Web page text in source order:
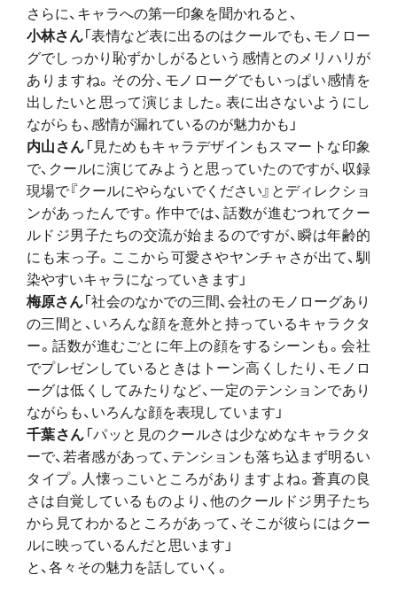
さらに、キャラへの第一印象を聞かれると、
小林さん「表情など表に出るのはクールでも、モノロー
グでしっかり恥ずかしがるという感情とのメリハリが
ありますね。その分、モノローグでもいっぱい感情を
出したいと思って演じました。表に出さないようにし
ながらも、感情が漏れているのが魅力かも」
内山さん「見ためもキャラデザインもスマートな印象
で、クールに演じてみようと思っていたのですが、収録
現場で『クールにやらないでください』とディレクショ
ンがあったんです。作中では、話数が進むつれてクー
ルドジ男子たちの交流が始まるのですが、瞬は年齢的
にも末っ子。ここから可愛さやヤンチャさが出て、馴
染やすいキャラになっていきます」
梅原さん「社会のなかでの三間、会社のモノローグあり
の三間と、いろんな顔を意外と持っているキャラクタ
ー。話数が進むごとに年上の顔をするシーンも。会社
でプレゼンしているときはトーン高くしたり、モノロ
ーグは低くしてみたりなど、一定のテンションであり
ながらも、いろんな顔を表現しています」
千葉さん「パッと見のクールさは少なめなキャラクタ
ーで、若者感があって、テンションも落ち込まず明るい
タイプ。人懐っこいところがありますよね。蒼真の良
さは自覚しているものより、他のクールドジ男子たち
から見てわかるところがあって、そこが彼らにはクー
ルに映っているんだと思います」
と、各々その魅力を話していく。